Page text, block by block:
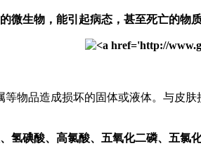
微生物，能引起病态，甚至死亡的物质
物品造成损坏的固体或液体。与皮肤
氢碘酸、高氯酸、五氧化二磷、五氯